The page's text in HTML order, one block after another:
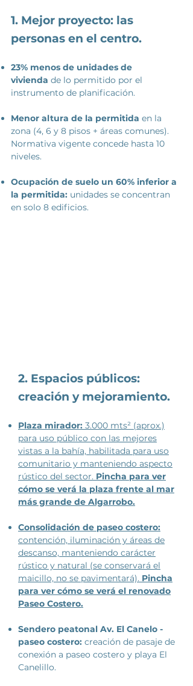
2. Espacios públicos:
creación y mejoramiento.
Plaza mirador: 3.000 mts² (aprox.)
para uso público con las mejores
vistas a la bahía, habilitada para uso
comunitario y manteniendo aspecto
rústico del sector. Pincha para ver
cómo se verá la plaza frente al mar
más grande de Algarrobo.
Consolidación de paseo costero:
contención, iluminación y áreas de
descanso, manteniendo carácter
rústico y natural (se conservará el
maicillo, no se pavimentará). Pincha
para ver cómo se verá el renovado
Paseo Costero.
Sendero peatonal Av. El Canelo -
paseo costero: creación de pasaje de
conexión a paseo costero y playa El
Canelillo.
1. Mejor proyecto: las
personas en el centro.
23% menos de unidades de
vivienda de lo permitido por el
instrumento de planificación.
Menor altura de la permitida en la
zona (4, 6 y 8 pisos + áreas comunes).
Normativa vigente concede hasta 10
niveles.
Ocupación de suelo un 60% inferior a
la permitida: unidades se concentran
en solo 8 edificios.